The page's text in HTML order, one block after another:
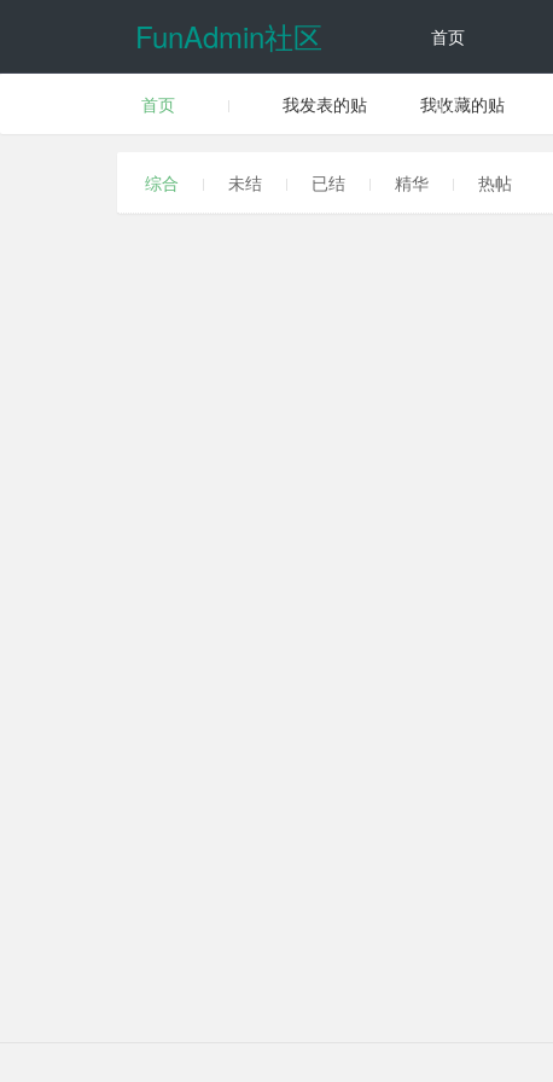
FunAdmin社区 首页
动态
首页 我发表的贴 我收藏的贴
综合 未结 已结 精华 热帖